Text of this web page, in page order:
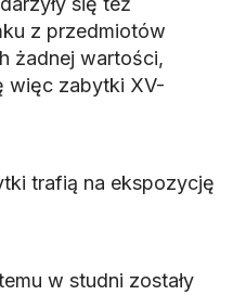
z przedmiotów
żadnej wartości,
więc zabytki XV-
trafią na ekspozycję
w studni zostały